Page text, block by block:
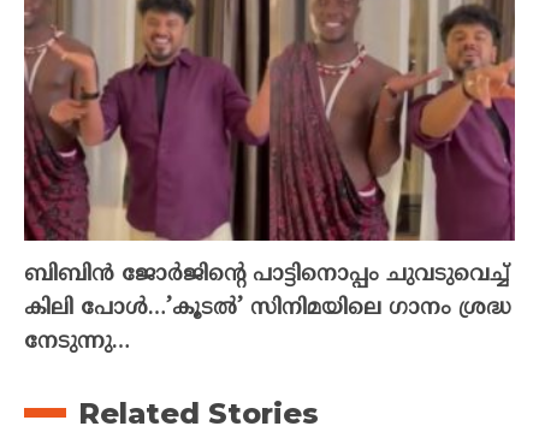
ബിബിൻ ജോർജിന്റെ പാട്ടിനൊപ്പം ചുവടുവെച്ച്
കിലി പോൾ…’കൂടൽ’ സിനിമയിലെ ഗാനം ശ്രദ്ധ
നേടുന്നു…
Related Stories